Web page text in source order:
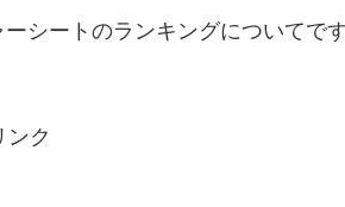
シートのランキングについてで
ンク